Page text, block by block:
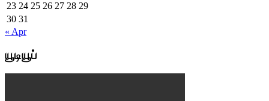
23 24 25 26 27 28 29
30 31
« Apr
யூடியூப்